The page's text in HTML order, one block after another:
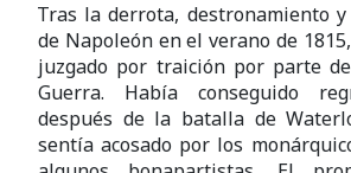
Tras la derrota, destronamiento
de Napoleón en el verano de
juzgado por traición por parte
Guerra. Había conseguido
después de la batalla de
sentía acosado por los